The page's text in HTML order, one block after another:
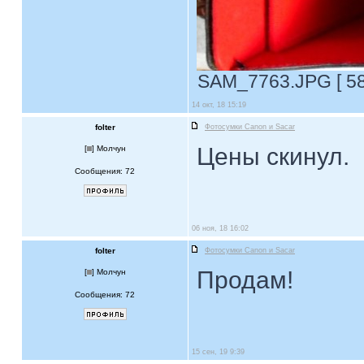
SAM_7763.JPG [
14 окт, 18 15:19
folter Фотосумки Canon и Sacar
[ ] Молчун
Сообщения: 72
Цены скинул.
06 ноя, 18 16:02
folter Фотосумки Canon и Sacar
[ ] Молчун
Сообщения: 72
Продам!
15 сен, 19 9:39